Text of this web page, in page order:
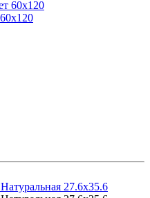
27.6x35.6